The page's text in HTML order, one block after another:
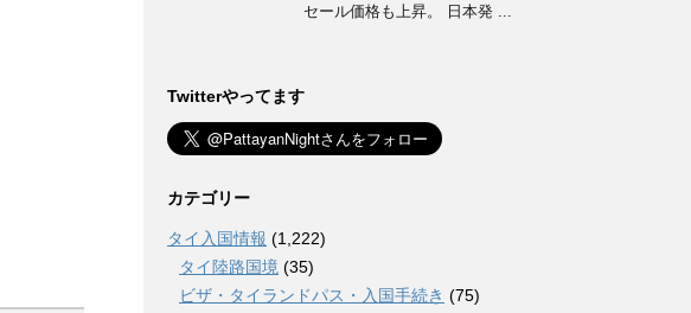
セール価格も上昇。 日本発 ...
Twitterやってます
カテゴリー
タイ入国情報 (1,222)
タイ陸路国境 (35)
ビザ・タイランドパス・入国手続き (75)